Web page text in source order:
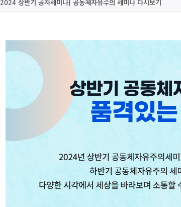
[2024 상반기 공자세미나] 공동체자유주의 세미나 다시보기